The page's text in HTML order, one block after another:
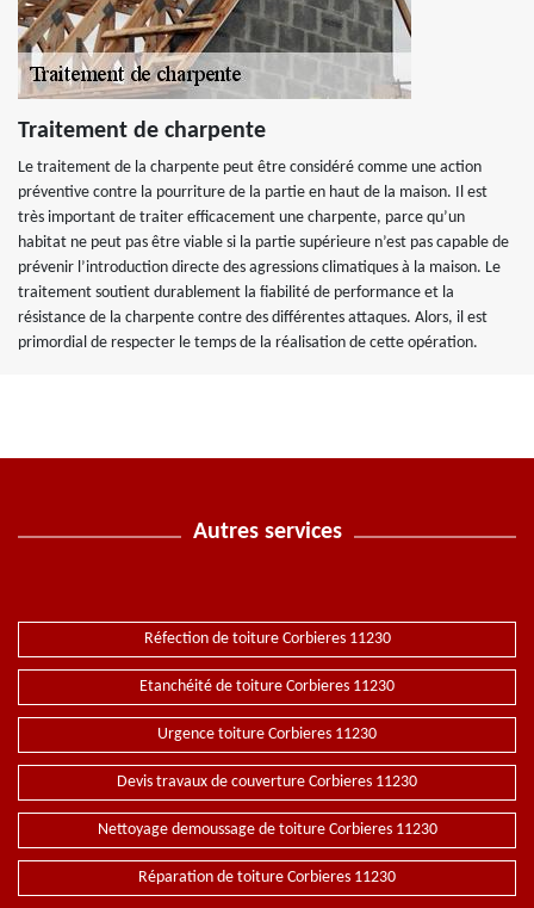
Traitement de charpente
Le traitement de la charpente peut être considéré comme une action
préventive contre la pourriture de la partie en haut de la maison. Il est
très important de traiter efficacement une charpente, parce qu’un
habitat ne peut pas être viable si la partie supérieure n’est pas capable de
prévenir l’introduction directe des agressions climatiques à la maison. Le
traitement soutient durablement la fiabilité de performance et la
résistance de la charpente contre des différentes attaques. Alors, il est
primordial de respecter le temps de la réalisation de cette opération.
Autres services
Réfection de toiture Corbieres 11230
Etanchéité de toiture Corbieres 11230
Urgence toiture Corbieres 11230
Devis travaux de couverture Corbieres 11230
Nettoyage demoussage de toiture Corbieres 11230
Réparation de toiture Corbieres 11230